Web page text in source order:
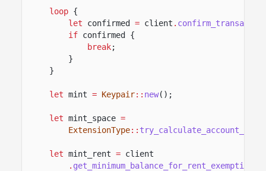
loop {
let
confirmed = client .
if confirmed {
break;
}
}
let mint = Keypair:: new();
let mint_space =
ExtensionType:: try_calculate_account_len
let mint_rent = client
. get_minimum_balance_for_rent_exemption